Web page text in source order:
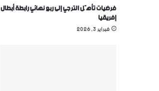
فرضيات تأهّل الترجي إلى ربع نهائي رابطة أبطال
إفريقيا
فبراير 3, 2026